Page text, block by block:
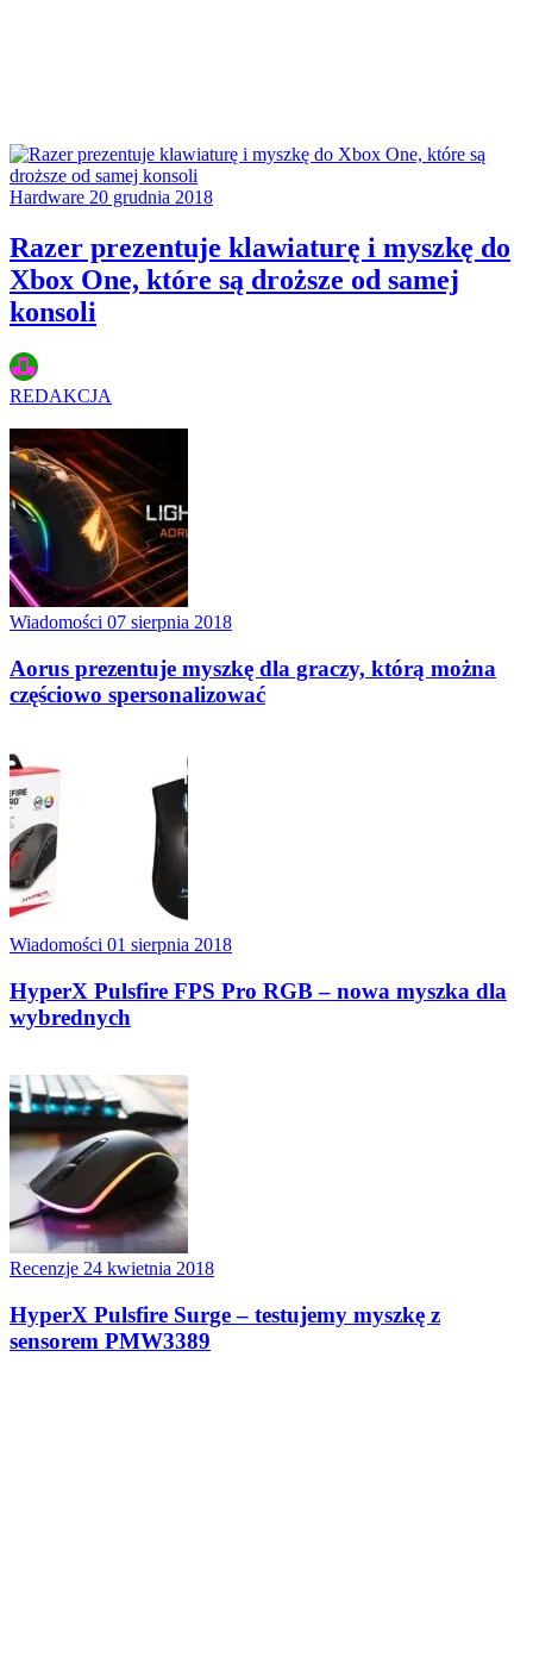
Hardware 20 grudnia 2018
Razer prezentuje klawiaturę i myszkę do
Xbox One, które są droższe od samej
konsoli
REDAKCJA
Wiadomości 07 sierpnia 2018
Aorus prezentuje myszkę dla graczy, którą można
częściowo spersonalizować
Wiadomości 01 sierpnia 2018
HyperX Pulsfire FPS Pro RGB – nowa myszka dla
wybrednych
Recenzje 24 kwietnia 2018
HyperX Pulsfire Surge – testujemy myszkę z
sensorem PMW3389